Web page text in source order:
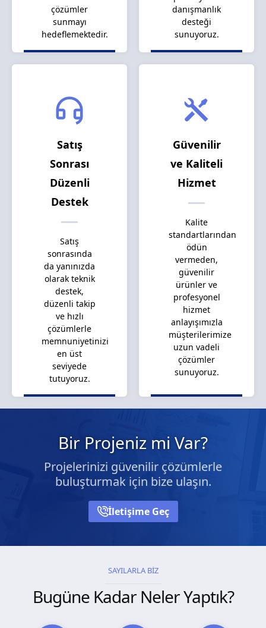
çözümler
sunmayı
hedeflemektedir.
danışmanlık
desteği
sunuyoruz.
Satış
Sonrası
Düzenli
Destek
Satış
sonrasında
da yanınızda
olarak teknik
destek,
düzenli takip
ve hızlı
çözümlerle
memnuniyetinizi
en üst
seviyede
tutuyoruz.
Güvenilir
ve Kaliteli
Hizmet
Kalite
standartlarından
ödün
vermeden,
güvenilir
ürünler ve
profesyonel
hizmet
anlayışımızla
müşterilerimize
uzun vadeli
çözümler
sunuyoruz.
Bir Projeniz mi Var?
Projelerinizi güvenilir çözümlerle
buluşturmak için bize ulaşın.
İletişime Geç
SAYILARLA BİZ
Bugüne Kadar Neler Yaptık?